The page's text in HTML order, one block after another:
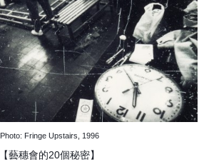
Photo: Fringe Upstairs, 1996
【藝穗會的20個秘密】